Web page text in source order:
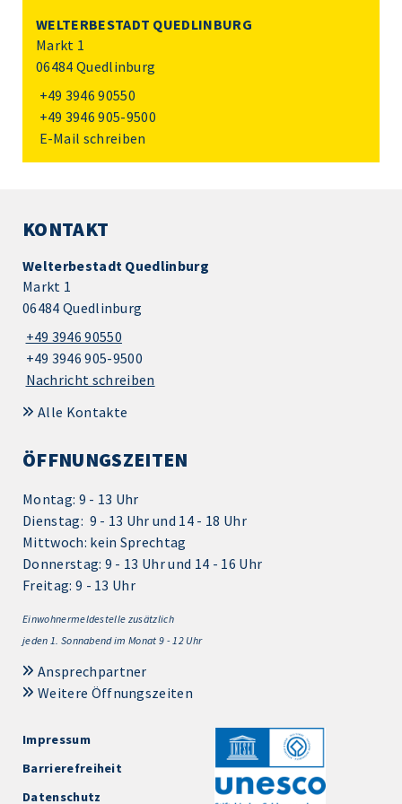
WELTERBESTADT QUEDLINBURG
Markt 1
06484 Quedlinburg
+49 3946 90550
+49 3946 905-9500
E-Mail schreiben
KONTAKT
Welterbestadt Quedlinburg
Markt 1
06484 Quedlinburg
+49 3946 90550
+49 3946 905-9500
Nachricht schreiben
Alle Kontakte
ÖFFNUNGSZEITEN
Montag: 9 - 13 Uhr
Dienstag: 9 - 13 Uhr und 14 - 18 Uhr
Mittwoch: kein Sprechtag
Donnerstag: 9 - 13 Uhr und 14 - 16 Uhr
Freitag: 9 - 13 Uhr
Einwohnermeldestelle zusätzlich
jeden 1. Sonnabend im Monat 9 - 12 Uhr
Ansprechpartner
Weitere Öffnungszeiten
Impressum
Barrierefreiheit
Datenschutz